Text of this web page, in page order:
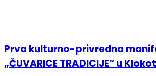
Prva kulturno-privredna
„ČUVARICE TRADICIJE“ u